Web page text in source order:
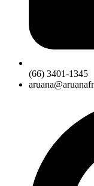
(66) 3401-1345